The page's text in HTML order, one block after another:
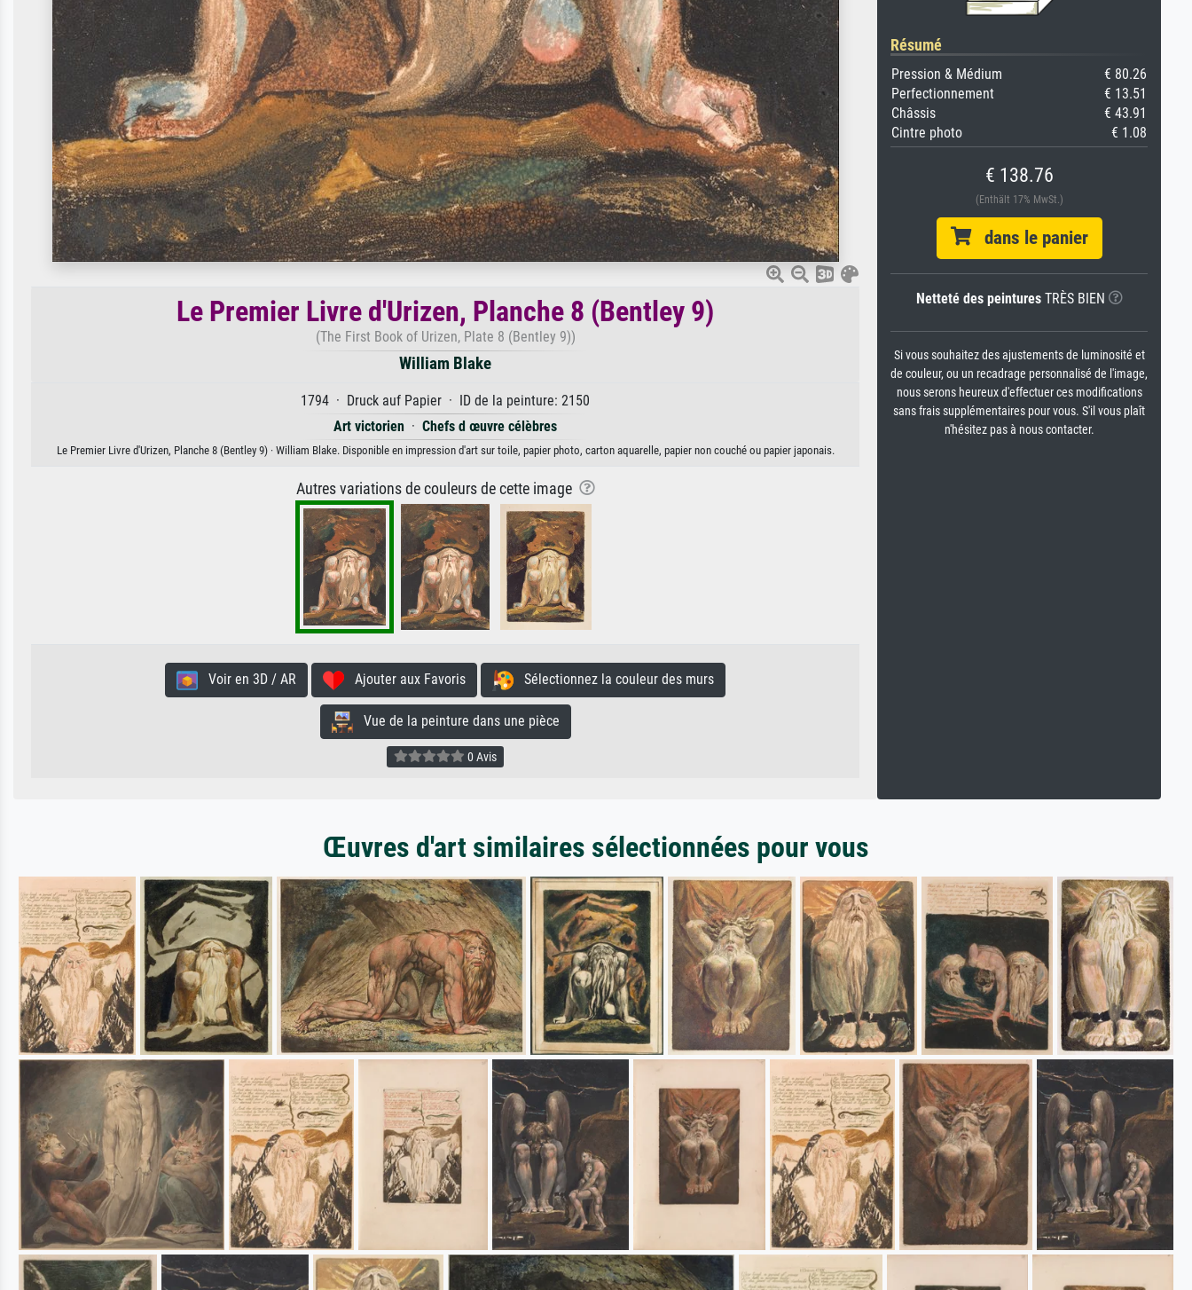
Le Premier Livre d'Urizen, Planche 8 (Bentley 9)
(The First Book of Urizen, Plate 8 (Bentley 9))
William Blake
1794 · Druck auf Papier · ID de la peinture: 2150
Art victorien · Chefs d œuvre célèbres
Le Premier Livre d'Urizen, Planche 8 (Bentley 9) · William Blake. Disponible en impression d'art sur toile, papier photo, carton aquarelle, papier non couché ou papier japonais.
Autres variations de couleurs de cette image
Voir en 3D / AR Ajouter aux Favoris Sélectionnez la couleur des murs
Vue de la peinture dans une pièce
0 Avis
Résumé
Pression & Médium
€ 80.26
Perfectionnement
€ 13.51
Châssis
€ 43.91
Cintre photo
€ 1.08
€ 138.76
(Enthält 17% MwSt.)
dans le panier
Netteté des peinturesTRÈS BIEN
Si vous souhaitez des ajustements de luminosité et
de couleur, ou un recadrage personnalisé de l'image,
nous serons heureux d'effectuer ces modifications
sans frais supplémentaires pour vous. S'il vous plaît
n'hésitez pas à nous contacter.
Œuvres d'art similaires sélectionnées pour vous